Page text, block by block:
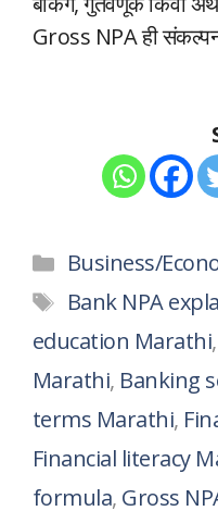
Gross NPA ही
Categories
Business/
Tags
Bank NPA
education Marathi,
Marathi, Banking
terms Marathi,
Financial literacy
formula, Gross